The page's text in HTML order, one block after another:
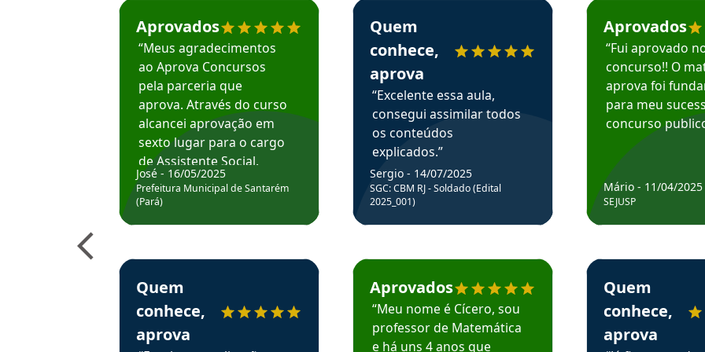
Estudante José recomenda o Aprova Concursos em depoimento
Aprovados
“Meus agradecimentos
ao Aprova Concursos
pela parceria que
aprova. Através do curso
alcancei aprovação em
sexto lugar para o cargo
de Assistente Social.
Hoje estou atuando na
Prefeitura de Santarém.
José - 16/05/2025
Prefeitura Municipal de Santarém
(Pará)
Estudante Elais recomenda o Aprova Concursos em depoimento
Quem
conhece,
aprova
Estudante Sergio recomenda o Aprova Concursos em depoimento
Quem
conhece,
aprova
“Excelente essa aula,
consegui assimilar todos
os conteúdos
explicados.”
Sergio - 14/07/2025
SGC: CBM RJ - Soldado (Edital
2025_001)
Estudante Cicero recomenda o Aprova Concursos em depoimento
Aprovados
“Meu nome é Cícero, sou
professor de Matemática
e há uns 4 anos que
Estudante Mário
Aprovados
“Fui aprovado
concurso!! O
aprova foi
para meu
concurso
Mário - 11/04/2025
SEJUSP
Estudante Henrique
Quem
conhece,
aprova